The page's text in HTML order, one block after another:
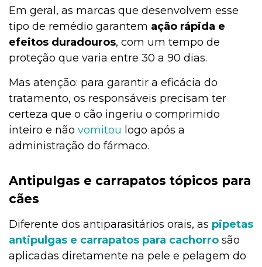
Em geral, as marcas que desenvolvem esse
tipo de remédio garantem ação rápida e
efeitos duradouros, com um tempo de
proteção que varia entre 30 a 90 dias.
Mas atenção: para garantir a eficácia do
tratamento, os responsáveis precisam ter
certeza que o cão ingeriu o comprimido
inteiro e não vomitou logo após a
administração do fármaco.
Antipulgas e carrapatos tópicos para
cães
Diferente dos antiparasitários orais, as pipetas
antipulgas e carrapatos para cachorro são
aplicadas diretamente na pele e pelagem do